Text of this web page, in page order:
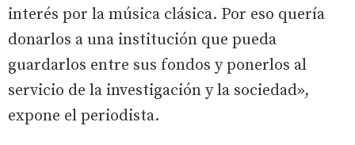
interés por la música clásica. Por eso quería
donarlos a una institución que pueda
guardarlos entre sus fondos y ponerlos al
servicio de la investigación y la sociedad»,
expone el periodista.